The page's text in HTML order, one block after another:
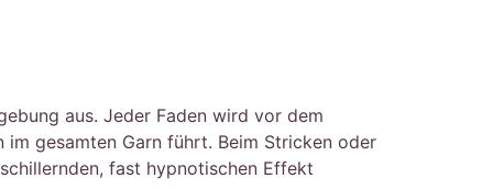
aus. Jeder Faden wird vor dem
gesamten Garn führt. Beim Stricken oder
fast hypnotischen Effekt